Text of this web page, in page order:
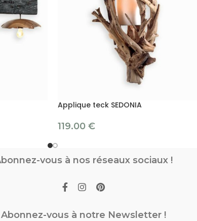
Applique teck SEDONIA
119.00 €
vous à nos réseaux sociaux !
Abonnez-vous à notre Newsletter !